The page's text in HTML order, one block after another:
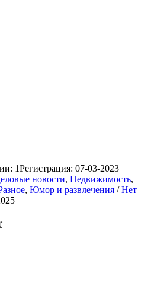
1Регистрация: 07-03-2023
новости, Недвижимость,
, Юмор и развлечения / Нет